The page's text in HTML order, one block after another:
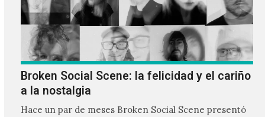
Broken Social Scene: la felicidad y el cariño
a la nostalgia
Hace un par de meses Broken Social Scene presentó